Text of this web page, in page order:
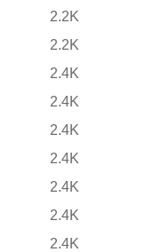
2.2K
2.2K
2.4K
2.4K
2.4K
2.4K
2.4K
2.4K
2.4K